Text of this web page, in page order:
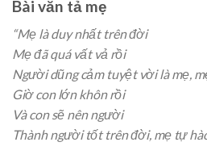
Bài văn tả mẹ
“Mẹ là duy nhất trên đời
Mẹ đã quá vất vả rồi
Người dũng cảm tuyệt vời là mẹ,
Giờ con lớn khôn rồi
Và con sẽ nên người
Thành người tốt trên đời, mẹ tự